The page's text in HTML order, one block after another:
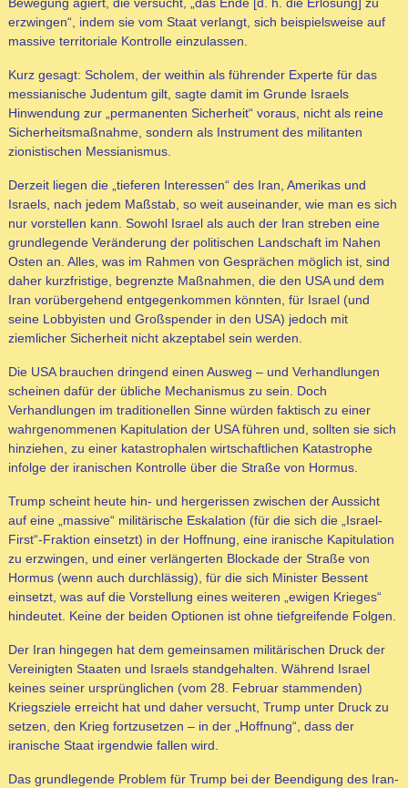
Bewegung agiert, die versucht, „das Ende [d. h. die Erlösung] zu
erzwingen“, indem sie vom Staat verlangt, sich beispielsweise auf
massive territoriale Kontrolle einzulassen.
Kurz gesagt: Scholem, der weithin als führender Experte für das
messianische Judentum gilt, sagte damit im Grunde Israels
Hinwendung zur „permanenten Sicherheit“ voraus, nicht als reine
Sicherheitsmaßnahme, sondern als Instrument des militanten
zionistischen Messianismus.
Derzeit liegen die „tieferen Interessen“ des Iran, Amerikas und
Israels, nach jedem Maßstab, so weit auseinander, wie man es sich
nur vorstellen kann. Sowohl Israel als auch der Iran streben eine
grundlegende Veränderung der politischen Landschaft im Nahen
Osten an. Alles, was im Rahmen von Gesprächen möglich ist, sind
daher kurzfristige, begrenzte Maßnahmen, die den USA und dem
Iran vorübergehend entgegenkommen könnten, für Israel (und
seine Lobbyisten und Großspender in den USA) jedoch mit
ziemlicher Sicherheit nicht akzeptabel sein werden.
Die USA brauchen dringend einen Ausweg – und Verhandlungen
scheinen dafür der übliche Mechanismus zu sein. Doch
Verhandlungen im traditionellen Sinne würden faktisch zu einer
wahrgenommenen Kapitulation der USA führen und, sollten sie sich
hinziehen, zu einer katastrophalen wirtschaftlichen Katastrophe
infolge der iranischen Kontrolle über die Straße von Hormus.
Trump scheint heute hin- und hergerissen zwischen der Aussicht
auf eine „massive“ militärische Eskalation (für die sich die „Israel-
First“-Fraktion einsetzt) in der Hoffnung, eine iranische Kapitulation
zu erzwingen, und einer verlängerten Blockade der Straße von
Hormus (wenn auch durchlässig), für die sich Minister Bessent
einsetzt, was auf die Vorstellung eines weiteren „ewigen Krieges“
hindeutet. Keine der beiden Optionen ist ohne tiefgreifende Folgen.
Der Iran hingegen hat dem gemeinsamen militärischen Druck der
Vereinigten Staaten und Israels standgehalten. Während Israel
keines seiner ursprünglichen (vom 28. Februar stammenden)
Kriegsziele erreicht hat und daher versucht, Trump unter Druck zu
setzen, den Krieg fortzusetzen – in der „Hoffnung“, dass der
iranische Staat irgendwie fallen wird.
Das grundlegende Problem für Trump bei der Beendigung des Iran-